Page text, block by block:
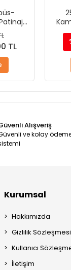
TL
Alışveriş
ve kolay
Kurumsal
Hakkımızda
Gizlilik Sözleşmesi
Kullanıcı
İletişim